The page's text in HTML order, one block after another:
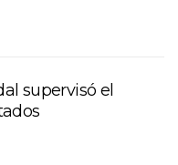
supervisó el